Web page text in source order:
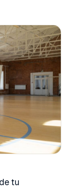
tu